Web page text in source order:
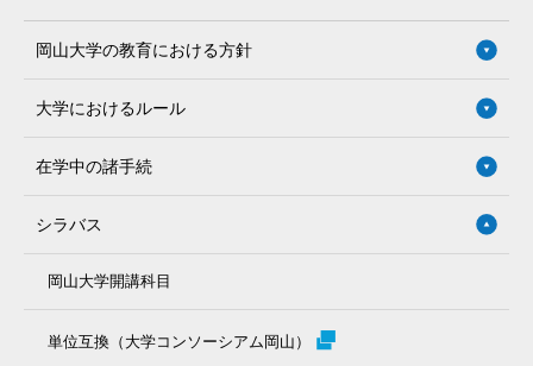
岡山大学の教育における方針
大学におけるルール
在学中の諸手続
シラバス
岡山大学開講科目
単位互換（大学コンソーシアム岡山）